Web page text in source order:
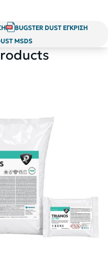
BUGSTER DUST ΕΓΚΡΙΣΗ
MSDS